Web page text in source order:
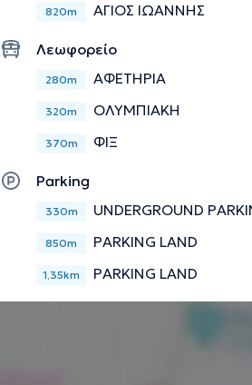
820m ΑΓΙΟΣ ΙΩΑΝΝΗΣ
Λεωφορείο
280m ΑΦΕΤΗΡΙΑ
320m ΟΛΥΜΠΙΑΚΗ
370m ΦΙΞ
Parking
330m UNDERGROUND
850m PARKING LAND
1,35km PARKING LAND